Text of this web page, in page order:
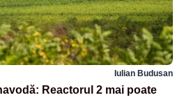
Iulian Budusan
Reactorul 2 mai poate